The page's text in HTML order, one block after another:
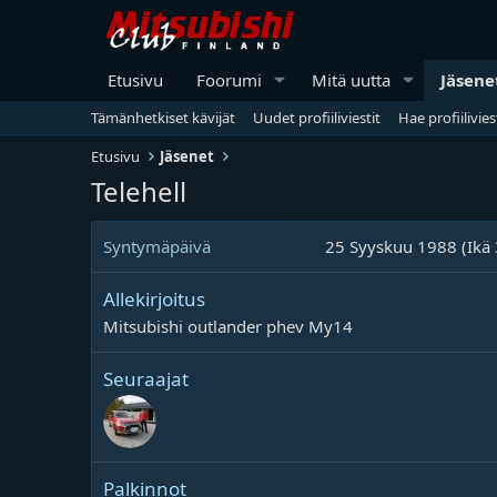
Etusivu Foorumi Mitä uutta
Tämänhetkiset kävijät Uudet profiiliviestit
Hae
Etusivu
Jäsenet
Telehell
Syntymäpäivä 25 Syyskuu 1988 (Ikä
Allekirjoitus
Mitsubishi outlander phev My14
Seuraajat
Palkinnot